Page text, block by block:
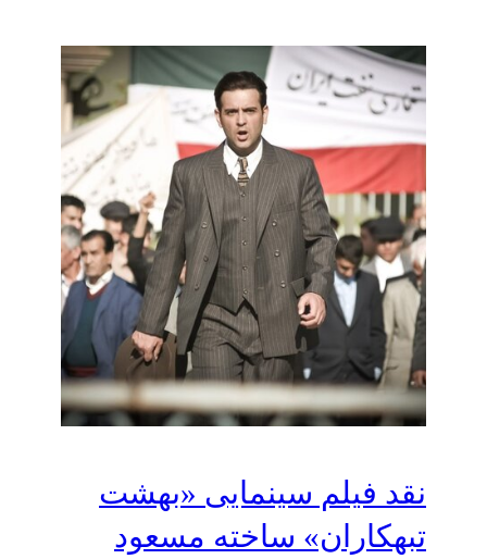
نقد فیلم سینمایی «بهشت
تبهکاران» ساخته مسعود